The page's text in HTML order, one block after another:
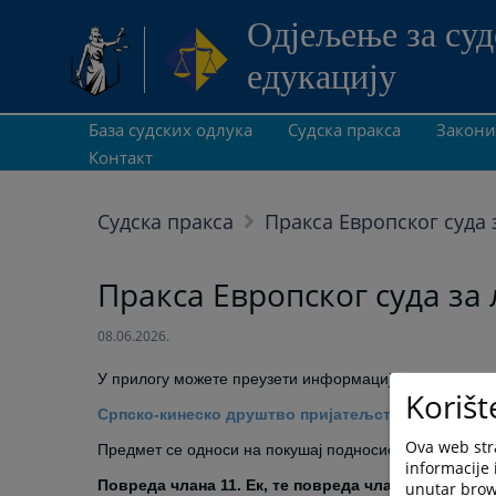
Одjељење за
едукацију
База судских одлука Судска пракса Закони
Контакт
Судска пракса Пракса Европског
Пракса Европског суда
08.06.2026.
У прилогу можете преузети информацију о
Српско-кинеско друштво пријатељства ФДХ
Предмет се односи на покушај подносиоца
Повреда члана 11. Ек, те повреда члана 13. Ек у
Ova web
informacije
unutar